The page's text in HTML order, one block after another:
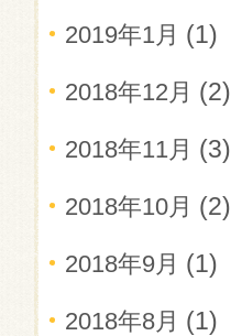
2019年1月 (1)
2018年12月 (2)
2018年11月 (3)
2018年10月 (2)
2018年9月 (1)
2018年8月 (1)